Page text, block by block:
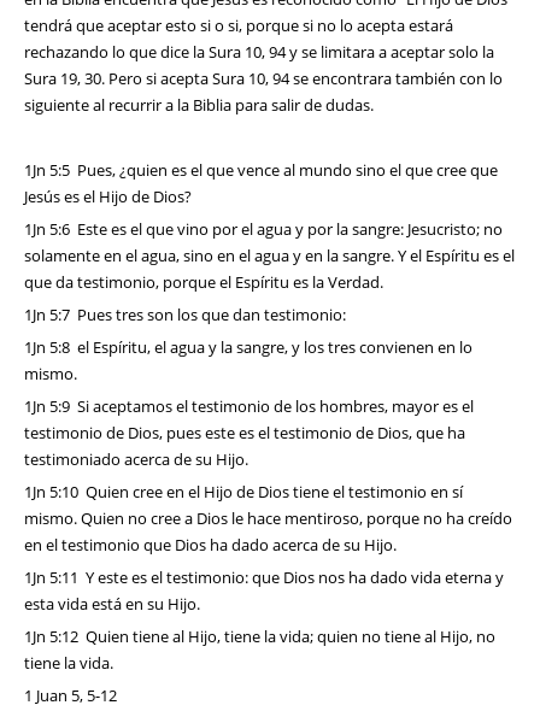
tendrá que aceptar esto si o si, porque si no lo acepta estará
rechazando lo que dice la Sura 10, 94 y se limitara a aceptar solo la
Sura 19, 30. Pero si acepta Sura 10, 94 se encontrara también con lo
siguiente al recurrir a la Biblia para salir de dudas.
1Jn 5:5 Pues, ¿quien es el que vence al mundo sino el que cree que
Jesús es el Hijo de Dios?
1Jn 5:6 Este es el que vino por el agua y por la sangre: Jesucristo; no
solamente en el agua, sino en el agua y en la sangre. Y el Espíritu es el
que da testimonio, porque el Espíritu es la Verdad.
1Jn 5:7 Pues tres son los que dan testimonio:
1Jn 5:8 el Espíritu, el agua y la sangre, y los tres convienen en lo
mismo.
1Jn 5:9 Si aceptamos el testimonio de los hombres, mayor es el
testimonio de Dios, pues este es el testimonio de Dios, que ha
testimoniado acerca de su Hijo.
1Jn 5:10 Quien cree en el Hijo de Dios tiene el testimonio en sí
mismo. Quien no cree a Dios le hace mentiroso, porque no ha creído
en el testimonio que Dios ha dado acerca de su Hijo.
1Jn 5:11 Y este es el testimonio: que Dios nos ha dado vida eterna y
esta vida está en su Hijo.
1Jn 5:12 Quien tiene al Hijo, tiene la vida; quien no tiene al Hijo, no
tiene la vida.
1 Juan 5, 5-12